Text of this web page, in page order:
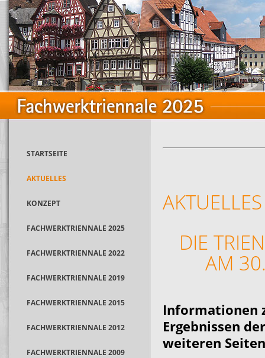
STARTSEITE
AKTUELLES
KONZEPT
FACHWERKTRIENNALE 2025
FACHWERKTRIENNALE 2022
FACHWERKTRIENNALE 2019
FACHWERKTRIENNALE 2015
FACHWERKTRIENNALE 2012
FACHWERKTRIENNALE 2009
AKTUELLES
DIE
AM
Informationen
Ergebnissen
weiteren